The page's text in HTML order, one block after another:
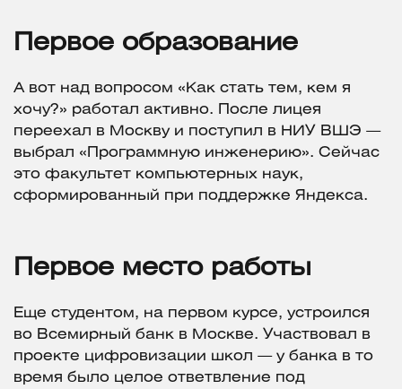
Первое образование
А вот над вопросом «Как стать тем, кем я
хочу?» работал активно. После лицея
переехал в Москву и поступил в НИУ ВШЭ —
выбрал «Программную инженерию». Сейчас
это факультет компьютерных наук,
сформированный при поддержке Яндекса.
Первое место работы
Еще студентом, на первом курсе, устроился
во Всемирный банк в Москве. Участвовал в
проекте цифровизации школ — у банка в то
время было целое ответвление под